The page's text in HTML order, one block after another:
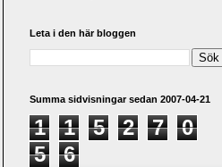
Leta i den här bloggen
Summa sidvisningar sedan 2007-04-21
1 1 5 2 7
0
5
6